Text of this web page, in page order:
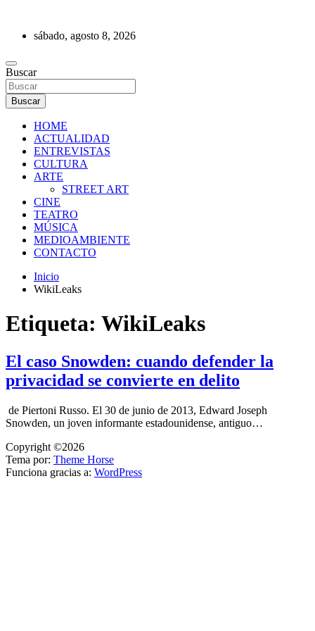
contenidosábado, agosto 8, 2026
REVISTA DE PRENSA
Buscar
Buscar
HOME
ACTUALIDAD
ENTREVISTAS
CULTURA
ARTE
STREET ART
CINE
TEATRO
MÚSICA
MEDIOAMBIENTE
CONTACTO
Inicio
WikiLeaks
Etiqueta: WikiLeaks
El caso Snowden: cuando defender la
privacidad se convierte en delito
de Piertoni Russo. El 30 de junio de 2013, Edward Joseph
Snowden, un joven informante estadounidense, antiguo…
Copyright ©2026
Tema por: Theme Horse
Funciona gracias a: WordPress